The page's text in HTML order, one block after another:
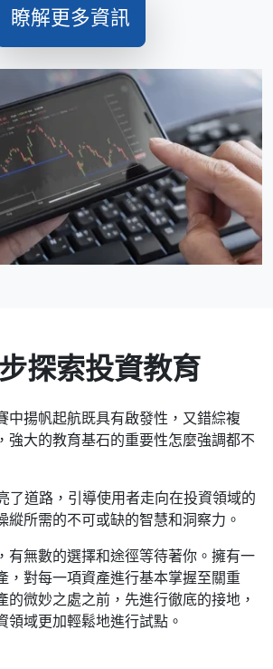
瞭解更多資訊
探索投資教育
中揚帆起航既具有啟發性，又錯綜複
強大的教育基石的重要性怎麼強調都不
道路，引導使用者走向在投資領域的
縱所需的不可或缺的智慧和洞察力。
有無數的選擇和途徑等待著你。擁有一
，對每一項資產進行基本掌握至關重
的微妙之處之前，先進行徹底的接地，
領域更加輕鬆地進行試點。